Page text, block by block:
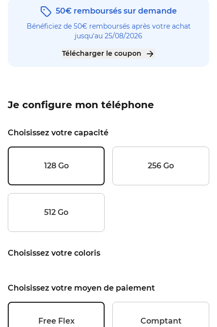
50€ remboursés sur demande
Bénéficiez de 50€ remboursés après votre achat
jusqu'au 25/08/2026
Télécharger le coupon
Je configure mon téléphone
Choisissez votre capacité
128 Go 256 Go
512 Go
Choisissez votre coloris
Choisissez votre moyen de paiement
Free Flex Comptant